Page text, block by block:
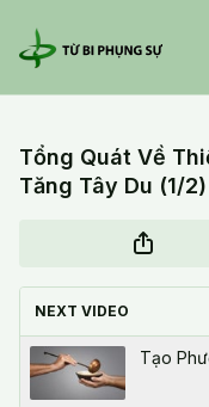
Tổng Quát Về
Tăng Tây Du (1/2)
NEXT VIDEO
Tạo